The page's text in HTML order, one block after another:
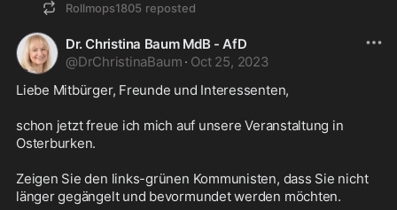
Rollmops1805 reposted
Dr. Christina Baum MdB - AfD
@DrChristinaBaum · Oct 25, 2023
Liebe Mitbürger, Freunde und Interessenten,
schon jetzt freue ich mich auf unsere Veranstaltung in
Osterburken.
Zeigen Sie den links-grünen Kommunisten, dass Sie nicht
länger gegängelt und bevormundet werden möchten.